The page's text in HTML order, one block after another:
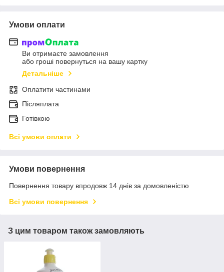
Умови оплати
Ви отримаєте замовлення
або гроші повернуться на вашу картку
Детальніше
Оплатити частинами
Післяплата
Готівкою
Всі умови оплати
Умови повернення
Повернення товару впродовж 14 днів за домовленістю
Всі умови повернення
З цим товаром також замовляють